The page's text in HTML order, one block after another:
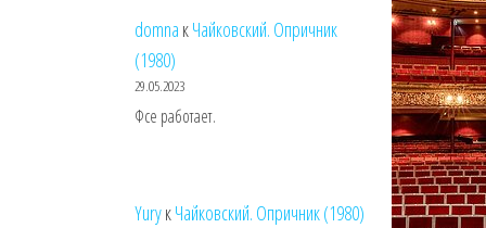
domna кЧайковский. Опричник
(1980)
29.05.2023
Фсе работает.
YuryкЧайковский. Опричник (1980)